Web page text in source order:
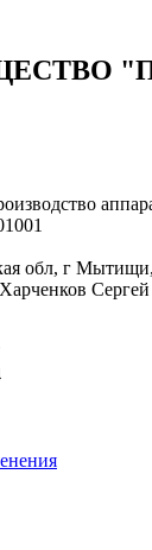
обл, г
Харченков